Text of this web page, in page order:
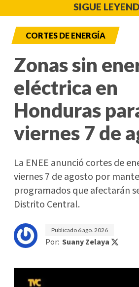
SIGUE
CORTES DE ENERGÍA
Zonas sin
eléctrica en
Honduras
viernes 7 de
La ENEE anunció cortes de
viernes 7 de agosto por
programados que afectarán
Distrito Central.
Publicado 6 ago. 2026
Por: Suany Zelaya